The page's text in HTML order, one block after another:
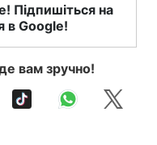
Підпишіться на
в Google!
вам зручно!